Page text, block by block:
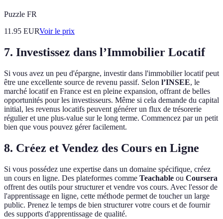
Puzzle FR
11.95 EURVoir le prix
7. Investissez dans l’Immobilier Locatif
Si vous avez un peu d'épargne, investir dans l'immobilier locatif peut
être une excellente source de revenu passif. Selon l’INSEE, le
marché locatif en France est en pleine expansion, offrant de belles
opportunités pour les investisseurs. Même si cela demande du capital
initial, les revenus locatifs peuvent générer un flux de trésorerie
régulier et une plus-value sur le long terme. Commencez par un petit
bien que vous pouvez gérer facilement.
8. Créez et Vendez des Cours en Ligne
Si vous possédez une expertise dans un domaine spécifique, créez
un cours en ligne. Des plateformes comme Teachable ou Coursera
offrent des outils pour structurer et vendre vos cours. Avec l'essor de
l'apprentissage en ligne, cette méthode permet de toucher un large
public. Prenez le temps de bien structurer votre cours et de fournir
des supports d'apprentissage de qualité.